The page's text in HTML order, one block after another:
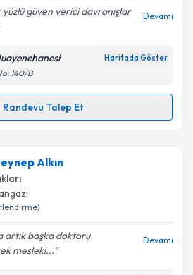
işlenmesine ilişkin
ve kişisel verilerimin belirtilen
kabul ediyorum.
güven verici davranışlar
Devamı
Haritada Göster
140/B
Randevu Talep Et
Talebi
için randevu takvimi talebi
randevu almanız için bir
e-posta ile bilgilendireceğiz.
Alkın
artık başka doktoru
mesleki...
Devamı